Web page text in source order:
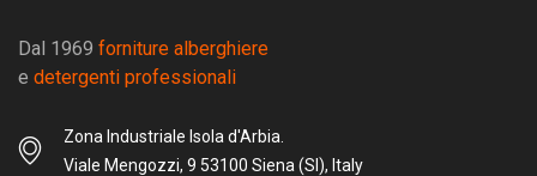
Dal 1969 forniture alberghiere
e detergenti professionali
Zona Industriale Isola d'Arbia.
Viale Mengozzi, 9 53100 Siena (SI), Italy